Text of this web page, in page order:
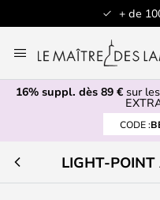
+ de 100
au
contenu
16% suppl. dès 89 € sur
CODE :
LIGHT-